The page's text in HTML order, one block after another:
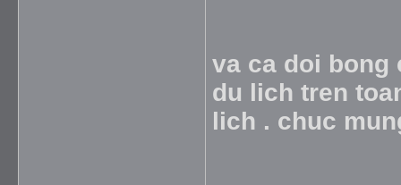
va ca doi bong
du lich tren
lich . chuc